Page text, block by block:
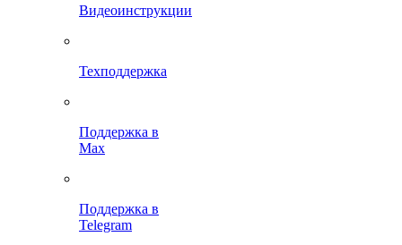
Видеоинструкции
Техподдержка
Поддержка в
Max
Поддержка в
Telegram